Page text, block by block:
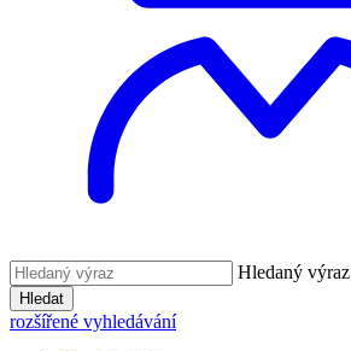
Hledaný výraz
Hledat
rozšířené vyhledávání